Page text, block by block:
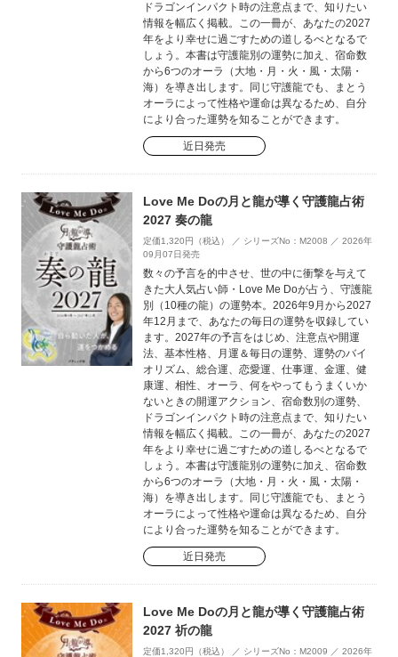
ドラゴンインパクト時の注意点まで、知りたい
情報を幅広く掲載。この一冊が、あなたの2027
年をより幸せに過ごすための道しるべとなるで
しょう。本書は守護龍別の運勢に加え、宿命数
から6つのオーラ（大地・月・火・風・太陽・
海）を導き出します。同じ守護龍でも、まとう
オーラによって性格や運命は異なるため、自分
により合った運勢を知ることができます。
近日発売
Love Me Doの月と龍が導く守護龍占術
2027 奏の龍
定価1,320円（税込） ／ シリーズNo：M2008 ／ 2026年
09月07日発売
数々の予言を的中させ、世の中に衝撃を与えて
きた大人気占い師・Love Me Doが占う、守護龍
別（10種の龍）の運勢本。2026年9月から2027
年12月まで、あなたの毎日の運勢を収録してい
ます。2027年の予言をはじめ、注意点や開運
法、基本性格、月運＆毎日の運勢、運勢のバイ
オリズム、総合運、恋愛運、仕事運、金運、健
康運、相性、オーラ、何をやってもうまくいか
ないときの開運アクション、宿命数別の運勢、
ドラゴンインパクト時の注意点まで、知りたい
情報を幅広く掲載。この一冊が、あなたの2027
年をより幸せに過ごすための道しるべとなるで
しょう。本書は守護龍別の運勢に加え、宿命数
から6つのオーラ（大地・月・火・風・太陽・
海）を導き出します。同じ守護龍でも、まとう
オーラによって性格や運命は異なるため、自分
により合った運勢を知ることができます。
近日発売
Love Me Doの月と龍が導く守護龍占術
2027 祈の龍
定価1,320円（税込） ／ シリーズNo：M2009 ／ 2026年